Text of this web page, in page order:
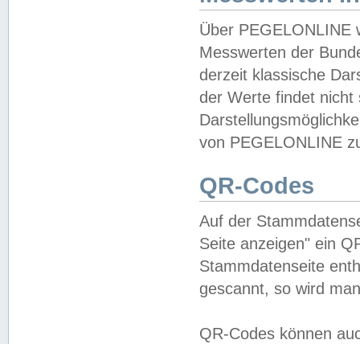
Über PEGELONLINE
Messwerten der
derzeit klassische
der Werte findet
von PEGELONLINE
QR-Codes
Auf der
Seite anzeigen" ein
Stammdatenseite
gescannt, so wird
QR-Codes können